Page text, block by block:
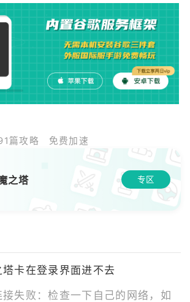
篇攻略 免费加速
之塔 专区
卡在登录界面进不去
失败：检查一下自己的网络，如